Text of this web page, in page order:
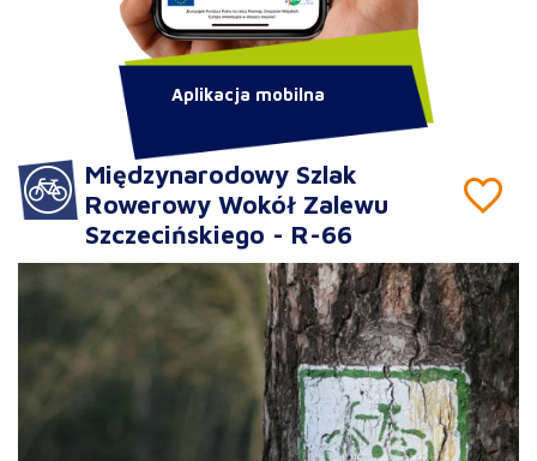
Międzynarodowy Szlak
Rowerowy Wokół Zalewu
Szczecińskiego - R-66
Aplikacja mobilna